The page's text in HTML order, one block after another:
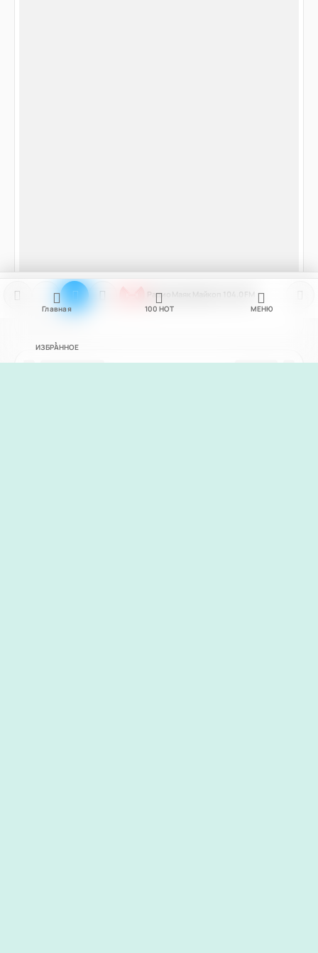
Главная 100 НОТ МЕНЮ
ИЗБРАННОЕ
Радио Маяк Майкоп 104.0 FM